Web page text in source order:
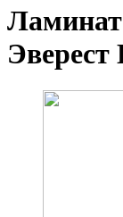
Эверест